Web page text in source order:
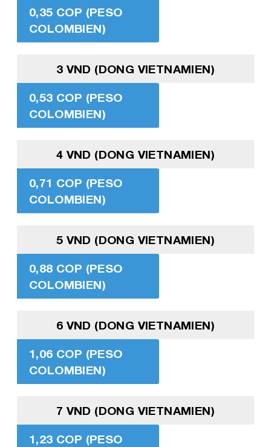
0,35 COP (PESO
COLOMBIEN)
3 VND (DONG VIETNAMIEN)
0,53 COP (PESO
COLOMBIEN)
4 VND (DONG VIETNAMIEN)
0,71 COP (PESO
COLOMBIEN)
5 VND (DONG VIETNAMIEN)
0,88 COP (PESO
COLOMBIEN)
6 VND (DONG VIETNAMIEN)
1,06 COP (PESO
COLOMBIEN)
7 VND (DONG VIETNAMIEN)
1,23 COP (PESO